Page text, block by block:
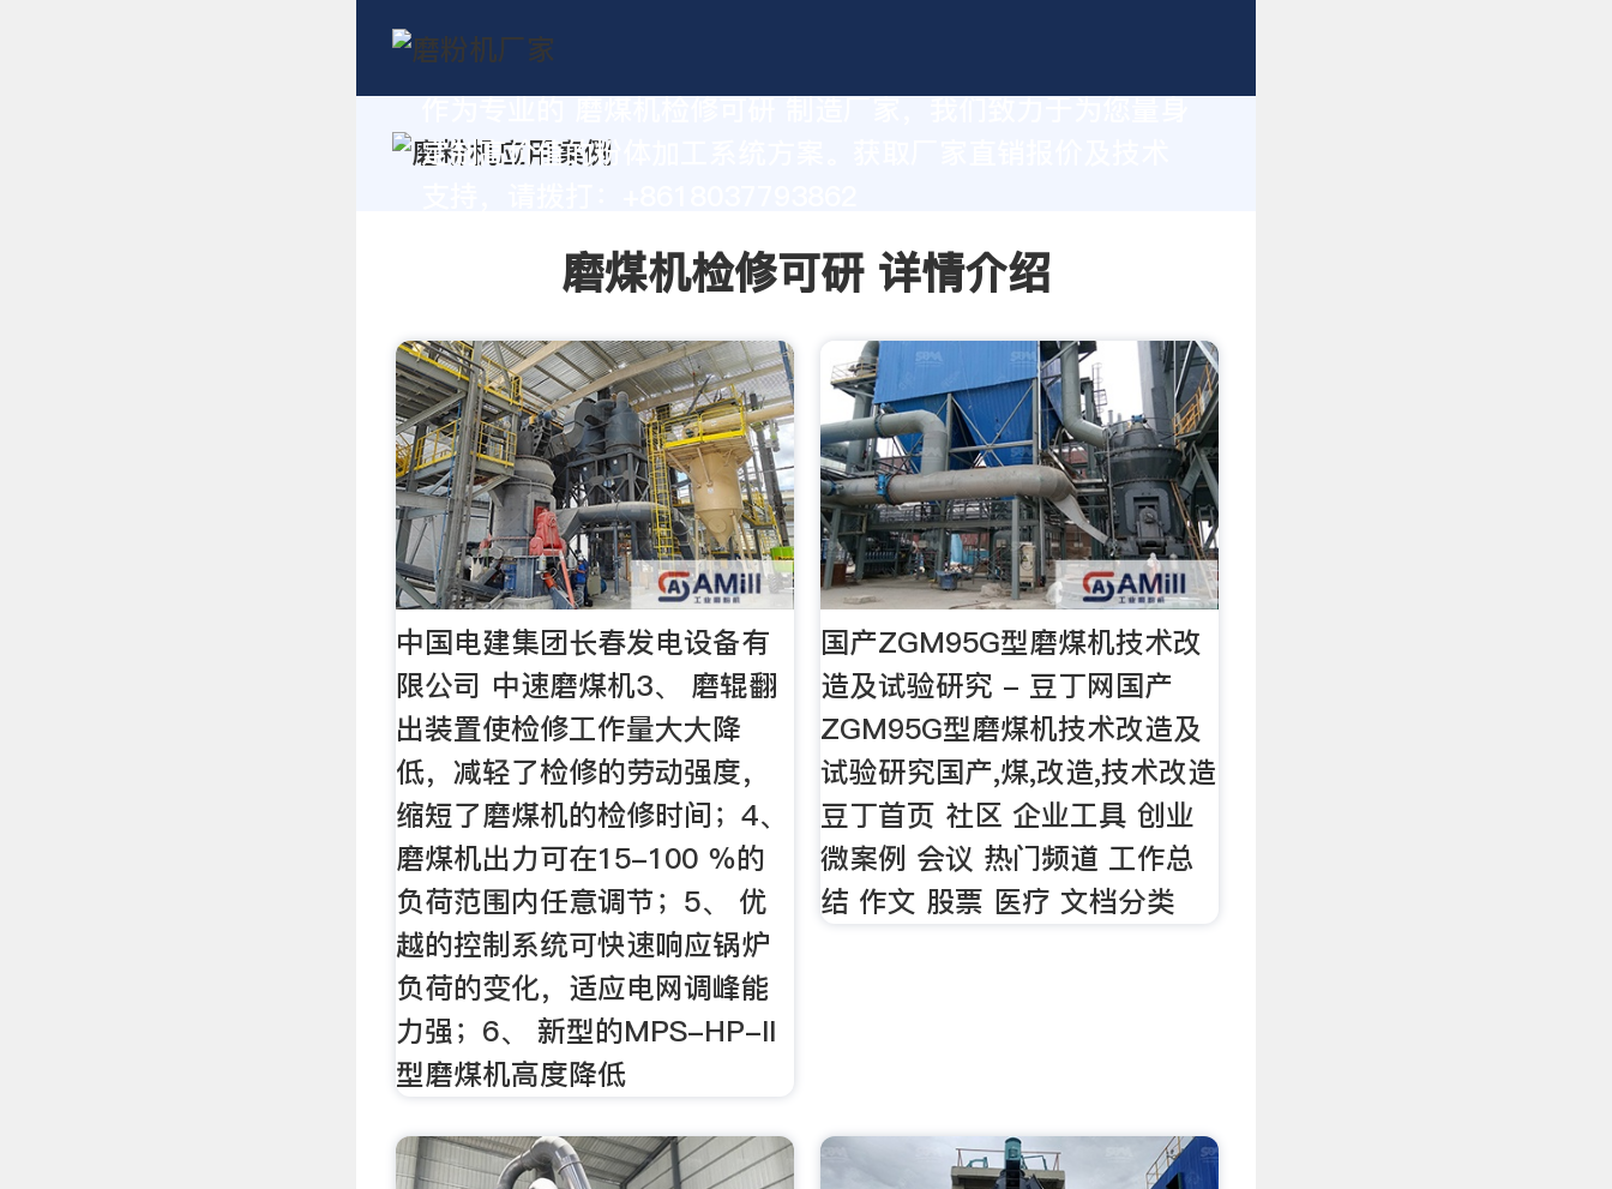
定制高价值的粉体加工系统方案。获取厂家直销报价及技术
磨煤机检修可研 详情介绍
中国电建集团长春发电设备有
限公司 中速磨煤机3、 磨辊翻
出装置使检修工作量大大降
低，减轻了检修的劳动强度，
缩短了磨煤机的检修时间；4、
磨煤机出力可在15-100 ％的
负荷范围内任意调节；5、 优
越的控制系统可快速响应锅炉
负荷的变化，适应电网调峰能
力强；6、 新型的MPS-HP-II
型磨煤机高度降低
国产ZGM95G型磨煤机技术改
造及试验研究 - 豆丁网国产
ZGM95G型磨煤机技术改造及
试验研究国产,煤,改造,技术改造
豆丁首页 社区 企业工具 创业
微案例 会议 热门频道 工作总
结 作文 股票 医疗 文档分类